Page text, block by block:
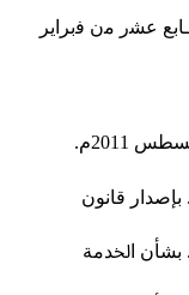
ﻋﺸر ﻣن ﻓبراير
ﺭﻗـﻢ (37) ﻟﺴﻨﺔ 1974ﻡ. ﺑﺈﺻﺪﺍﺭ ﻗﺎﻧﻮﻥ
ﺭﻗـﻢ (40) ﻟﺴﻨﺔ 1974ﻡ. ﺑﺸﺄﻥ ﺍﳋﺪﻣﺔ